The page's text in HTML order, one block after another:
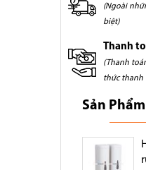
(Ngoài
biệt)
Thanh
(Thanh
thức thanh
Sản